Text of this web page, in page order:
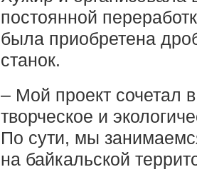
постоянной
была приобретена
станок.
– Мой проект сочетал
творческое и
По сути, мы
на байкальской